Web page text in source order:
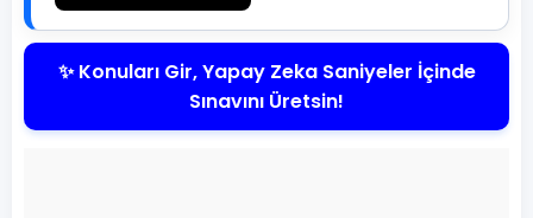
✨ Konuları Gir, Yapay Zeka Saniyeler İçinde
Sınavını Üretsin!